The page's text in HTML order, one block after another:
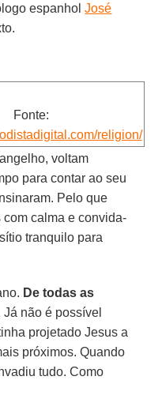
espanholJosé
Fonte:
religion/
voltam
para contar ao seu
Pelo que
calma e convida-
tranquilo para
De todas as
Já não é possível
projetado Jesus a
próximos. Quando
tudo. Como